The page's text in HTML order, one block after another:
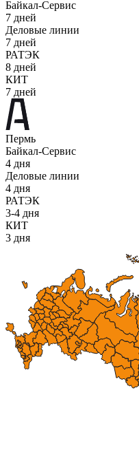
Байкал-Сервис
7 дней
Деловые линии
7 дней
РАТЭК
8 дней
КИТ
7 дней
Пермь
Байкал-Сервис
4 дня
Деловые линии
4 дня
РАТЭК
3-4 дня
КИТ
3 дня